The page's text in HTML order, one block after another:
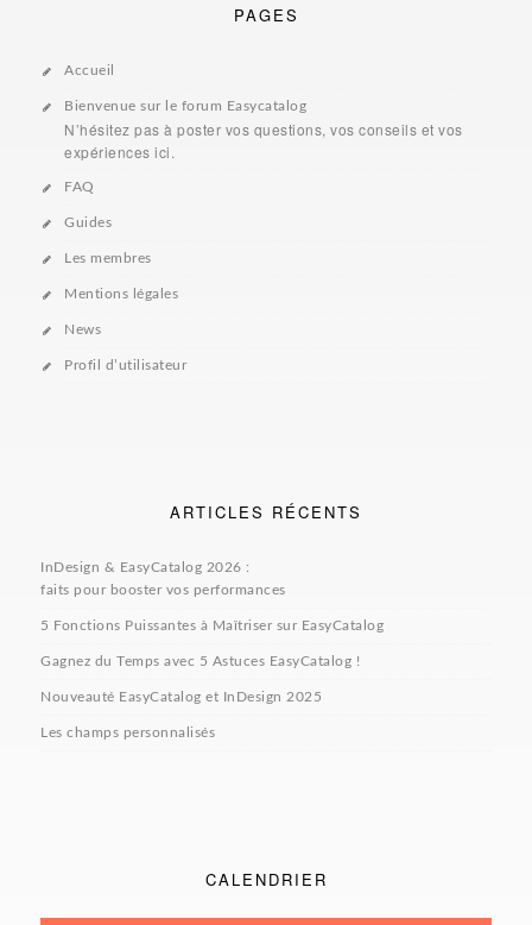
PAGES
Accueil
Bienvenue sur le forum Easycatalog
N’hésitez pas à poster vos questions, vos conseils et vos
expériences ici.
FAQ
Guides
Les membres
Mentions légales
News
Profil d’utilisateur
ARTICLES RÉCENTS
InDesign & EasyCatalog 2026 :
faits pour booster vos performances
5 Fonctions Puissantes à Maîtriser sur EasyCatalog
Gagnez du Temps avec 5 Astuces EasyCatalog !
Nouveauté EasyCatalog et InDesign 2025
Les champs personnalisés
CALENDRIER